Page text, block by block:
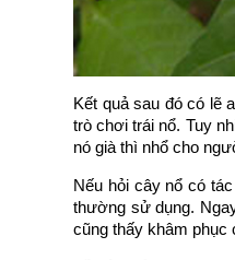
Kết quả sau đó có lẽ
trò chơi trái nổ. Tuy
nó già thì nhổ cho
Nếu hỏi cây nổ có
thường sử dụng.
cũng thấy khâm phục